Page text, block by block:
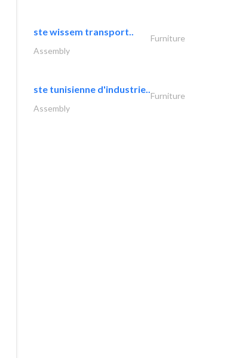
ste wissem transport..
Furniture
Assembly
ste tunisienne d'industrie..
Furniture
Assembly